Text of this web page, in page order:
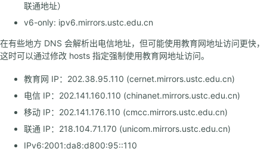
软件自由日
联系我们
LUG 负责人
其他常见问题
提问指南
联通地址）
v6-only: ipv6.mirrors.ustc.edu.cn
在有些地方 DNS 会解析出电信地址，但可能使用教育网地址访问更快，
这时可以通过修改 hosts 指定强制使用教育网地址访问。
教育网 IP：202.38.95.110 (cernet.mirrors.ustc.edu.cn)
电信 IP：202.141.160.110 (chinanet.mirrors.ustc.edu.cn)
移动 IP：202.141.176.110 (cmcc.mirrors.ustc.edu.cn)
联通 IP：218.104.71.170 (unicom.mirrors.ustc.edu.cn)
IPv6:2001:da8:d800:95::110